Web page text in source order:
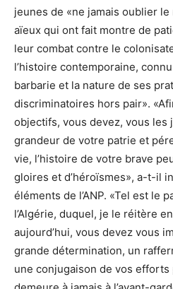
jeunes de «ne jamais oublier
aïeux qui ont fait montre de
leur combat contre le
l’histoire contemporaine,
barbarie et la nature de ses
discriminatoires hors pair».
objectifs, vous devez, vous les
grandeur de votre patrie et
vie, l’histoire de votre brave
gloires et d’héroïsmes», a-t-il
éléments de l’ANP. «Tel est le
l’Algérie, duquel, je le réitère
aujourd’hui, vous devez vous
grande détermination, un
une conjugaison de vos efforts